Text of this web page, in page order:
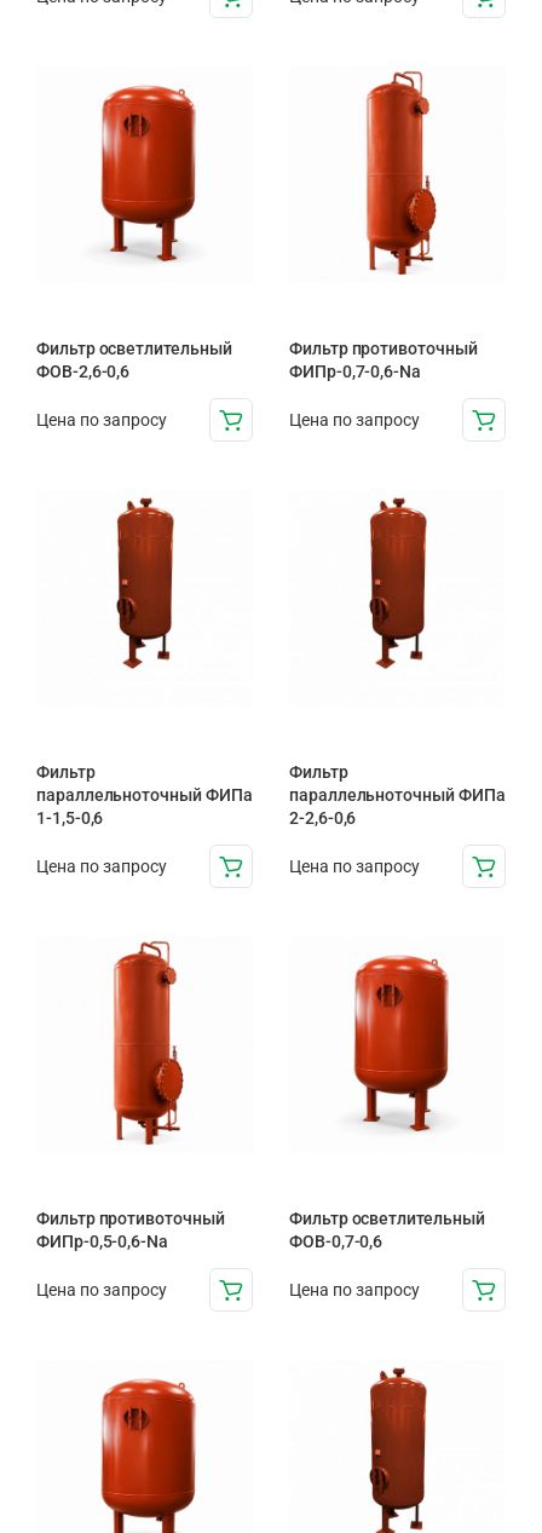
Фильтр осветлительный
ФОВ-2,6-0,6
Цена по запросу
Фильтр противоточный
ФИПр-0,7-0,6-Na
Цена по запросу
Фильтр
параллельноточный ФИПа
1-1,5-0,6
Цена по запросу
Фильтр
параллельноточный ФИПа
2-2,6-0,6
Цена по запросу
Фильтр противоточный
ФИПр-0,5-0,6-Na
Цена по запросу
Фильтр осветлительный
ФОВ-0,7-0,6
Цена по запросу